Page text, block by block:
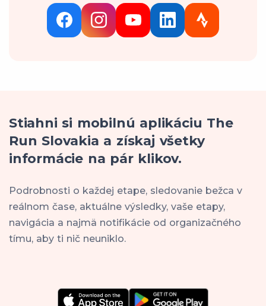
Stiahni si mobilnú aplikáciu The
Run Slovakia a získaj všetky
informácie na pár klikov.
Podrobnosti o každej etape, sledovanie bežca v
reálnom čase, aktuálne výsledky, vaše etapy,
navigácia a najmä notifikácie od organizačného
tímu, aby ti nič neuniklo.